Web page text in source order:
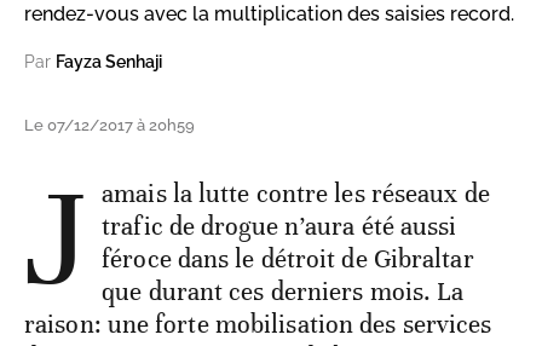
rendez-vous avec la multiplication des saisies record.
Par Fayza Senhaji
Le 07/12/2017 à 20h59
J amais la lutte contre les réseaux de
trafic de drogue n’aura été aussi
féroce dans le détroit de Gibraltar
que durant ces derniers mois. La
raison: une forte mobilisation des services